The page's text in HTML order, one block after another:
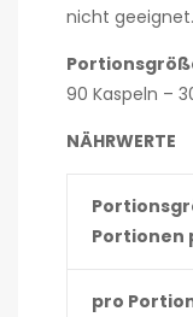
nicht geeignet.
90 Kaspeln –
NÄHRWERTE
Portionen
pro